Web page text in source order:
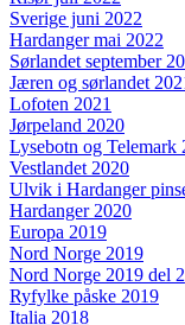
Sverige juni 2022
Hardanger mai 2022
Sørlandet september
Jæren og sørlandet
Lofoten 2021
Jørpeland 2020
Lysebotn og Telemark
Vestlandet 2020
Ulvik i Hardanger
Hardanger 2020
Europa 2019
Nord Norge 2019
Nord Norge 2019 del 2
Ryfylke påske 2019
Italia 2018